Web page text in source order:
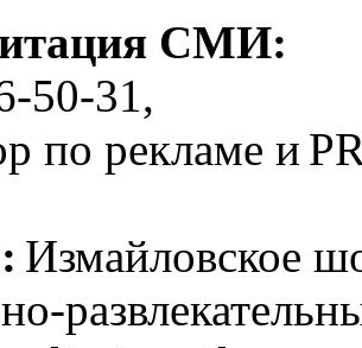
СМИ:
50-31,
по рекламе и
Измайловское